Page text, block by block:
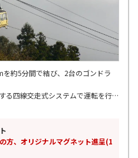
約5分間で結び、2台のゴンドラ
る四線交走式システムで運転を行っ
方、オリジナルマグネット進呈(1